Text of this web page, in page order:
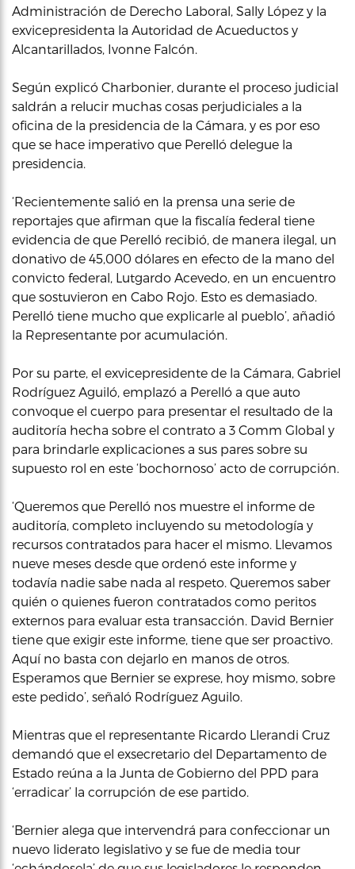
Administración de Derecho Laboral, Sally López y la
exvicepresidenta la Autoridad de Acueductos y
Alcantarillados, Ivonne Falcón.
Según explicó Charbonier, durante el proceso judicial
saldrán a relucir muchas cosas perjudiciales a la
oficina de la presidencia de la Cámara, y es por eso
que se hace imperativo que Perelló delegue la
presidencia.
‘Recientemente salió en la prensa una serie de
reportajes que afirman que la fiscalía federal tiene
evidencia de que Perelló recibió, de manera ilegal, un
donativo de 45,000 dólares en efecto de la mano del
convicto federal, Lutgardo Acevedo, en un encuentro
que sostuvieron en Cabo Rojo. Esto es demasiado.
Perelló tiene mucho que explicarle al pueblo’, añadió
la Representante por acumulación.
Por su parte, el exvicepresidente de la Cámara, Gabriel
Rodríguez Aguiló, emplazó a Perelló a que auto
convoque el cuerpo para presentar el resultado de la
auditoría hecha sobre el contrato a 3 Comm Global y
para brindarle explicaciones a sus pares sobre su
supuesto rol en este ‘bochornoso’ acto de corrupción.
‘Queremos que Perelló nos muestre el informe de
auditoría, completo incluyendo su metodología y
recursos contratados para hacer el mismo. Llevamos
nueve meses desde que ordenó este informe y
todavía nadie sabe nada al respeto. Queremos saber
quién o quienes fueron contratados como peritos
externos para evaluar esta transacción. David Bernier
tiene que exigir este informe, tiene que ser proactivo.
Aquí no basta con dejarlo en manos de otros.
Esperamos que Bernier se exprese, hoy mismo, sobre
este pedido’, señaló Rodríguez Aguilo.
Mientras que el representante Ricardo Llerandi Cruz
demandó que el exsecretario del Departamento de
Estado reúna a la Junta de Gobierno del PPD para
‘erradicar’ la corrupción de ese partido.
‘Bernier alega que intervendrá para confeccionar un
nuevo liderato legislativo y se fue de media tour